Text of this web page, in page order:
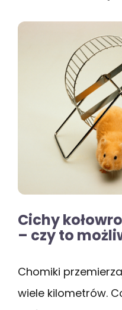
Cichy
– czy to
Chomiki
wiele kilometrów.